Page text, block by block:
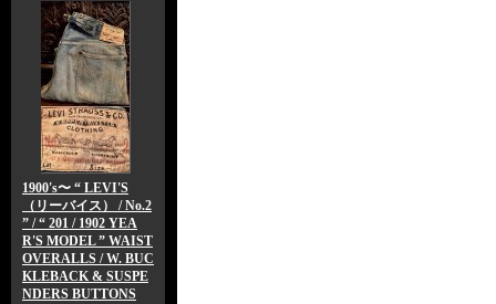
1900's〜 “ LEVI'S
（リーバイス） / No.2
” / “ 201 / 1902 YEA
R'S MODEL ” WAIST
OVERALLS / W. BUC
KLEBACK & SUSPE
NDERS BUTTONS